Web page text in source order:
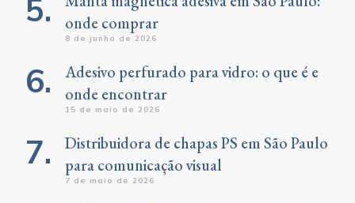
onde comprar
8 de junho de 2026
Adesivo perfurado para vidro: o que é e
onde encontrar
15 de maio de 2026
Distribuidora de chapas PS em São Paulo
para comunicação visual
7 de maio de 2026